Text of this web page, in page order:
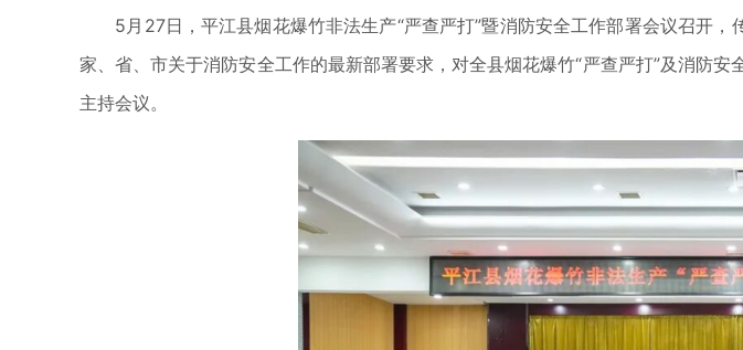
5月27日，平江县烟花爆竹非法生产“严查严打”暨消防安全工作部署会议召开，
家、省、市关于消防安全工作的最新部署要求，对全县烟花爆竹“严查严打”及消防
主持会议。